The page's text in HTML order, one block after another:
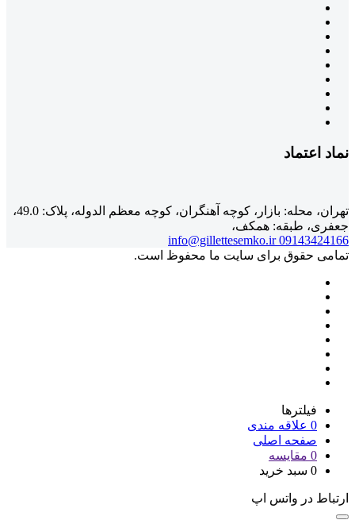
نماد اعتماد
تهران، محله: بازار، کوچه آهنگران، کوچه معظم الدوله، پلاک: 49.0،
جعفری، طبقه: همکف،
09143424166
info@gillettesemko.ir
تمامی حقوق برای سایت ما محفوظ است.
فیلترها
0 علاقه مندی
صفحه اصلی
0 مقایسه
0 سبد خرید
ارتباط در واتس اپ